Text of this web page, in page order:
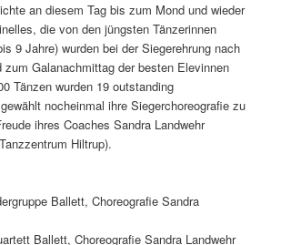
an diesem Tag bis zum Mond und wieder
die von den jüngsten Tänzerinnen
9 Jahre) wurden bei der Siegerehrung nach
zum Galanachmittag der besten Elevinnen
Tänzen wurden 19 outstanding
nocheinmal ihre Siegerchoreograﬁe zu
ihres Coaches Sandra Landwehr
Hiltrup).
Ballett, Choreograﬁe Sandra
Ballett, Choreograﬁe Sandra Landwehr